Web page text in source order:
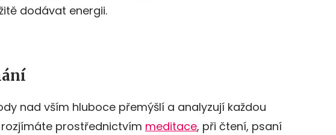
dodávat energii.
nad vším hluboce přemýšlí a analyzují každou
rozjímáte prostřednictvím meditace, při čtení, psaní